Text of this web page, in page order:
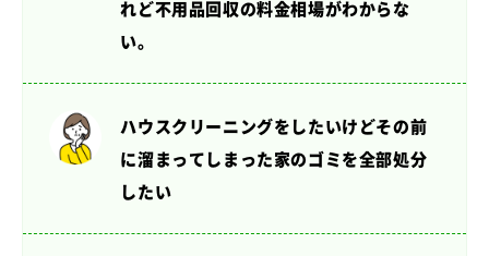
れど不用品回収の料金相場がわからな
い。
ハウスクリーニングをしたいけどその前
に溜まってしまった家のゴミを全部処分
したい